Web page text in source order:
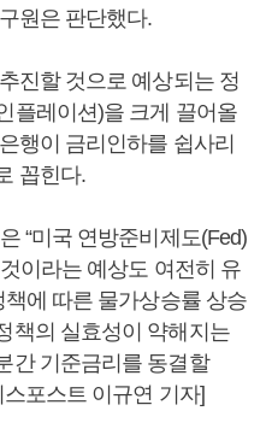
원은 판단했다.
진할 것으로 예상되는 정
플레이션)을 크게 끌어올
행이 금리인하를 쉽사리
꼽힌다.
“미국 연방준비제도(Fed)
이라는 예상도 여전히 유
책에 따른 물가상승률 상승
책의 실효성이 약해지는
간 기준금리를 동결할
포스트 이규연 기자]